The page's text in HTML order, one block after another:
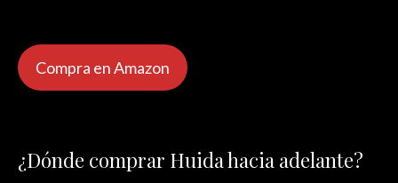
Compra en Amazon
¿Dónde comprar Huida hacia adelante?